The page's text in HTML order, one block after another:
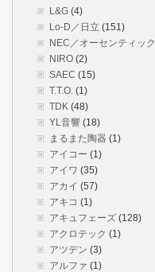
L&G (4)
Lo-D／日立 (151)
NEC／オーセンティック
NIRO (2)
SAEC (15)
T.T.O. (1)
TDK (48)
YL音響 (18)
まるまた陶器 (1)
アイコー (1)
アイワ (35)
アカイ (57)
アキコ (1)
アキュフェーズ (128)
アクロテック (1)
アツデン (3)
アルファ (1)